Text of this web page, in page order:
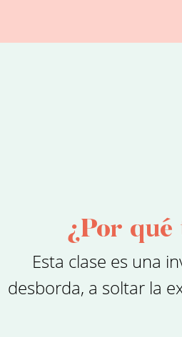
¿Por qué
Esta clase es una
desborda, a soltar la